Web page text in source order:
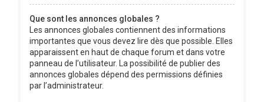
Que sont les annonces globales ?
Les annonces globales contiennent des informations
importantes que vous devez lire dès que possible. Elles
apparaissent en haut de chaque forum et dans votre
panneau de l’utilisateur. La possibilité de publier des
annonces globales dépend des permissions définies
par l’administrateur.